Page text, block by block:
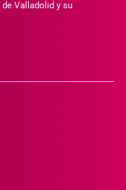
Valladolid y su